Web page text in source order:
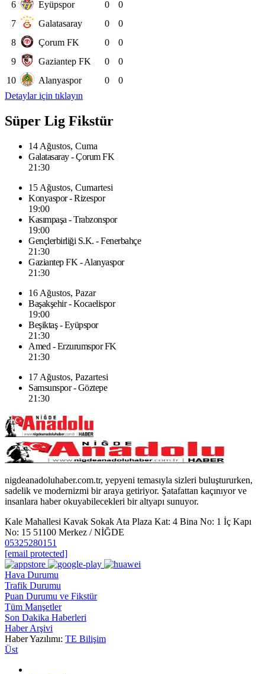
6
Eyüpspor 0
0
7
Galatasaray 0
0
8
Çorum FK 0
0
9
Gaziantep FK 0
0
10
Alanyaspor 0
0
Detaylar için tıklayın
Süper Lig Fikstür
14 Ağustos, Cuma
Galatasaray - Çorum FK
21:30
15 Ağustos, Cumartesi
Konyaspor - Rizespor
19:00
Kasımpaşa - Trabzonspor
19:00
Gençlerbirliği S.K. - Fenerbahçe
21:30
Gaziantep FK - Alanyaspor
21:30
16 Ağustos, Pazar
Başakşehir - Kocaelispor
19:00
Beşiktaş - Eyüpspor
21:30
Amed - Erzurumspor FK
21:30
17 Ağustos, Pazartesi
Samsunspor - Göztepe
21:30
nigdeanadoluhaber.com.tr, yepyeni temasıyla sizleri buluştururken,
sadelik ve modernizmi bir araya getiriyor. Şatafattan kaçınıyor ve
insanlara haber okuyabilecekleri bir altyapı sunuyor.
Kale Mahallesi Kavak Sokak Ata Plaza Kat: 4 Bina No: 1 İç Kapı
No: 15 51100 Merkez / NİĞDE
05325280151
[email protected]
Hava Durumu
Trafik Durumu
Puan Durumu ve Fikstür
Tüm Manşetler
Son Dakika Haberleri
Haber Arşivi
Haber Yazılımı: TE Bilişim
Üst